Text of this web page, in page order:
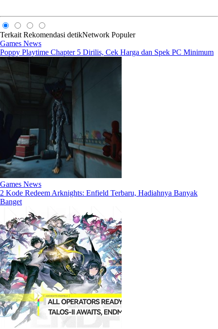
Terkait Rekomendasi detikNetwork Populer
Games News
Poppy Playtime Chapter 5 Dirilis, Cek Harga dan Spek PC Minimum
Games News
2 Kode Redeem Arknights: Enfield Terbaru, Hadiahnya Banyak
Banget